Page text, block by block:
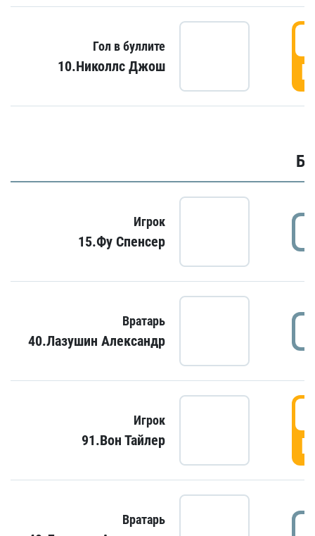
Гол в буллите
10.Николлс Джош
Игрок
15.Фу Спенсер
Вратарь
40.Лазушин Александр
Игрок
91.Вон Тайлер
Вратарь